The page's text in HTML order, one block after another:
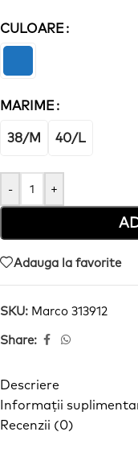
CULOARE
MARIME
38/M 40/L
- +
Adauga la favorite
SKU: Marco 313912
Share:
Descriere
Informații
Recenzii (0)